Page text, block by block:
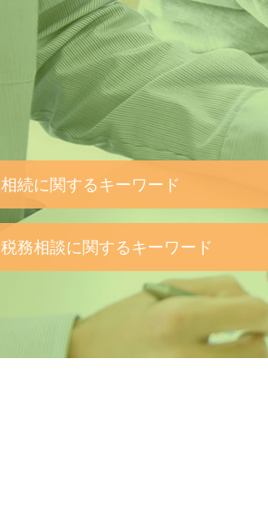
相続に関するキーワード
相続手続き 税理士
相続 基礎控除
相続税 節税
税務相談に関するキーワード
個人 確定申告
確定申告 依頼